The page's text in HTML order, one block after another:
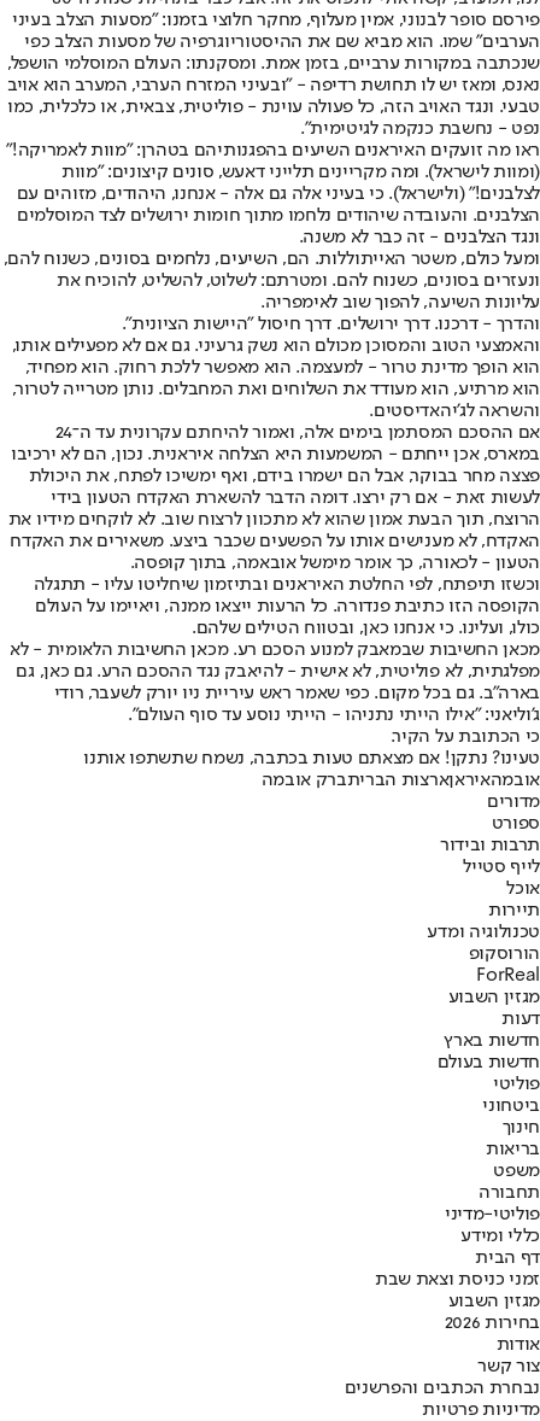
פירסם סופר לבנוני, אמין מעלוף, מחקר חלוצי בזמנו: "מסעות הצלב בעיני
הערבים" שמו. הוא מביא שם את ההיסטוריוגרפיה של מסעות הצלב כפי
שנכתבה במקורות ערביים, בזמן אמת. ומסקנתו: העולם המוסלמי הושפל,
נאנס, ומאז יש לו תחושת רדיפה - "ובעיני המזרח הערבי, המערב הוא אויב
טבעי. ונגד האויב הזה, כל פעולה עוינת - פוליטית, צבאית, או כלכלית, כמו
נפט - נחשבת כנקמה לגיטימית".
ראו מה זועקים האיראנים השיעים בהפגנותיהם בטהרן: "מוות לאמריקה!"
(ומוות לישראל). ומה מקריינים תלייני דאעש, סונים קיצונים: "מוות
לצלבנים!" (ולישראל). כי בעיני אלה גם אלה - אנחנו, היהודים, מזוהים עם
הצלבנים. והעובדה שיהודים נלחמו מתוך חומות ירושלים לצד המוסלמים
ונגד הצלבנים - זה כבר לא משנה.
ומעל כולם, משטר האייתוללות. הם, השיעים, נלחמים בסונים, כשנוח להם,
ונעזרים בסונים, כשנוח להם. ומטרתם: לשלוט, להשליט, להוכיח את
עליונות השיעה, להפוך שוב לאימפריה.
והדרך - דרכנו. דרך ירושלים. דרך חיסול "היישות הציונית".
והאמצעי הטוב והמסוכן מכולם הוא נשק גרעיני. גם אם לא מפעילים אותו,
הוא הופך מדינת טרור - למעצמה. הוא מאפשר ללכת רחוק. הוא מפחיד,
הוא מרתיע, הוא מעודד את השלוחים ואת המחבלים. נותן מטרייה לטרור,
והשראה לג'יהאדיסטים.
אם ההסכם המסתמן בימים אלה, ואמור להיחתם עקרונית עד ה־24
במארס, אכן ייחתם - המשמעות היא הצלחה איראנית. נכון, הם לא ירכיבו
פצצה מחר בבוקר, אבל הם ישמרו בידם, ואף ימשיכו לפתח, את היכולת
לעשות זאת - אם רק ירצו. דומה הדבר להשארת האקדח הטעון בידי
הרוצח, תוך הבעת אמון שהוא לא מתכוון לרצוח שוב. לא לוקחים מידיו את
האקדח, לא מענישים אותו על הפשעים שכבר ביצע. משאירים את האקדח
הטעון - לכאורה, כך אומר מימשל אובאמה, בתוך קופסה.
וכשזו תיפתח, לפי החלטת האיראנים ובתיזמון שיחליטו עליו - תתגלה
הקופסה הזו כתיבת פנדורה. כל הרעות ייצאו ממנה, ויאיימו על העולם
כולו, ועלינו. כי אנחנו כאן, ובטווח הטילים שלהם.
מכאן החשיבות שבמאבק למנוע הסכם רע. מכאן החשיבות הלאומית - לא
מפלגתית, לא פוליטית, לא אישית - להיאבק נגד ההסכם הרע. גם כאן, גם
בארה"ב. גם בכל מקום. כפי שאמר ראש עיריית ניו יורק לשעבר, רודי
ג'וליאני: "אילו הייתי נתניהו - הייתי נוסע עד סוף העולם".
כי הכתובת על הקיר.
טעינו? נתקן! אם מצאתם טעות בכתבה, נשמח שתשתפו אותנו
אובמהאיראןארצות הבריתברק אובמה
מדורים
ספורט
תרבות ובידור
לייף סטייל
אוכל
תיירות
טכנולוגיה ומדע
הורוסקופ
ForReal
מגזין השבוע
דעות
חדשות בארץ
חדשות בעולם
פוליטי
ביטחוני
חינוך
בריאות
משפט
תחבורה
פוליטי-מדיני
כללי ומידע
דף הבית
זמני כניסת וצאת שבת
מגזין השבוע
בחירות 2026
אודות
צור קשר
נבחרת הכתבים והפרשנים
מדיניות פרטיות